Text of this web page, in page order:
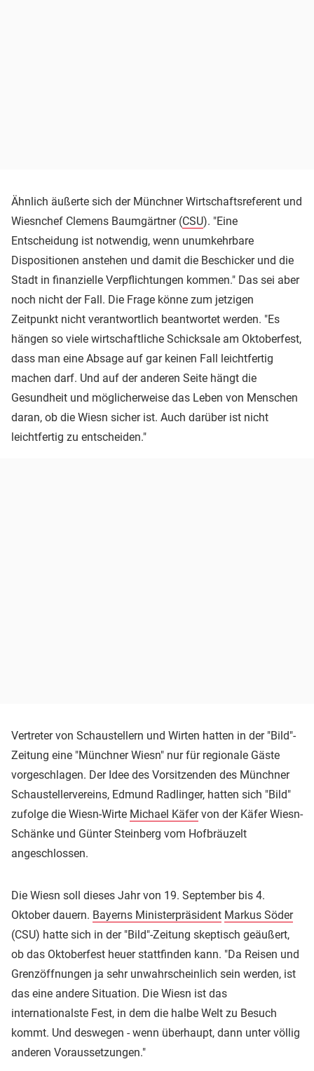
Ähnlich äußerte sich der Münchner Wirtschaftsreferent und
Wiesnchef Clemens Baumgärtner (CSU). "Eine
Entscheidung ist notwendig, wenn unumkehrbare
Dispositionen anstehen und damit die Beschicker und die
Stadt in finanzielle Verpflichtungen kommen." Das sei aber
noch nicht der Fall. Die Frage könne zum jetzigen
Zeitpunkt nicht verantwortlich beantwortet werden. "Es
hängen so viele wirtschaftliche Schicksale am Oktoberfest,
dass man eine Absage auf gar keinen Fall leichtfertig
machen darf. Und auf der anderen Seite hängt die
Gesundheit und möglicherweise das Leben von Menschen
daran, ob die Wiesn sicher ist. Auch darüber ist nicht
leichtfertig zu entscheiden."
Vertreter von Schaustellern und Wirten hatten in der "Bild"-
Zeitung eine "Münchner Wiesn" nur für regionale Gäste
vorgeschlagen. Der Idee des Vorsitzenden des Münchner
Schaustellervereins, Edmund Radlinger, hatten sich "Bild"
zufolge die Wiesn-Wirte Michael Käfervon der Käfer Wiesn-
Schänke und Günter Steinberg vom Hofbräuzelt
angeschlossen.
Die Wiesn soll dieses Jahr von 19. September bis 4.
Oktober dauern. Bayerns Ministerpräsident Markus Söder
(CSU) hatte sich in der "Bild"-Zeitung skeptisch geäußert,
ob das Oktoberfest heuer stattfinden kann. "Da Reisen und
Grenzöffnungen ja sehr unwahrscheinlich sein werden, ist
das eine andere Situation. Die Wiesn ist das
internationalste Fest, in dem die halbe Welt zu Besuch
kommt. Und deswegen - wenn überhaupt, dann unter völlig
anderen Voraussetzungen."